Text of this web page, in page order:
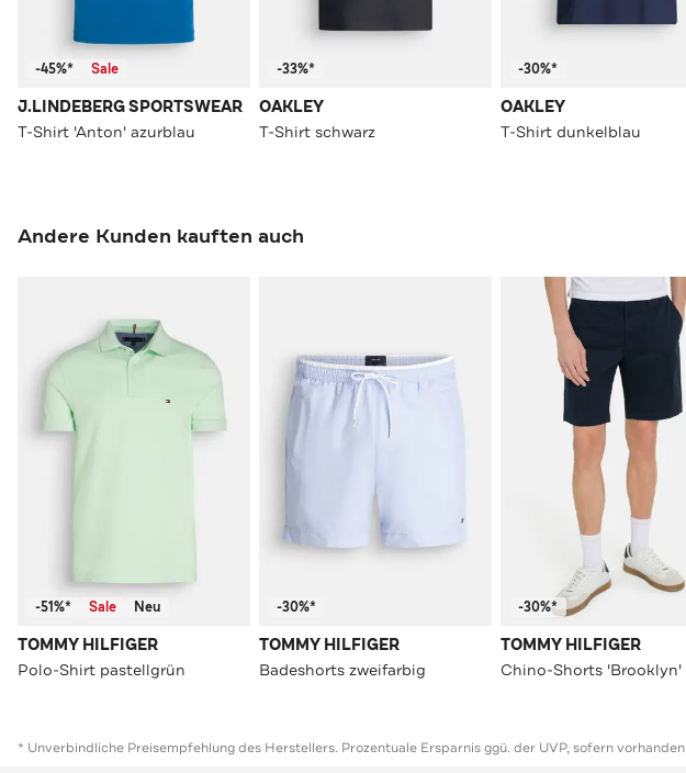
-45%* Sale
J.LINDEBERG SPORTSWEAR
T-Shirt 'Anton' azurblau
-33%*
OAKLEY
T-Shirt schwarz
-30%*
OAKLEY
T-Shirt dunkelblau
Andere Kunden kauften auch
-51%* Sale Neu
TOMMY HILFIGER
Polo-Shirt pastellgrün
-30%*
TOMMY HILFIGER
Badeshorts zweifarbig
-30%*
TOMMY HILFIGER
* Unverbindliche Preisempfehlung des Herstellers. Prozentuale Ersparnis ggü. der UVP, sofern vorhanden